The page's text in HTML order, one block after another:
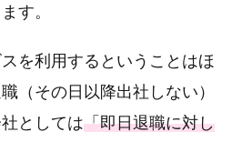
す。
を利用するということはほ
（その日以降出社しない）
としては「即日退職に対し